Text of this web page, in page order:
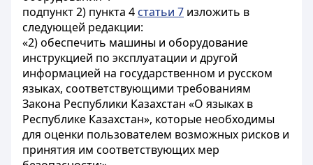
подпункт 2) пункта 4 статьи 7 изложить в
следующей редакции:
«2) обеспечить машины и оборудование
инструкцией по эксплуатации и другой
информацией на государственном и русском
языках, соответствующими требованиям
Закона Республики Казахстан «О языках в
Республике Казахстан», которые необходимы
для оценки пользователем возможных рисков и
принятия им соответствующих мер